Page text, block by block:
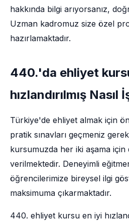
hakkında bilgi arıyorsanız,
Uzman kadromuz size özel
hazırlamaktadır.
440.'da ehliyet
hızlandırılmış Nasıl
Türkiye'de ehliyet almak için
pratik sınavları geçmeniz
kursumuzda her iki aşama için
verilmektedir. Deneyimli
öğrencilerimize bireysel ilgi
maksimuma çıkarmaktadır.
440. ehliyet kursu en iyi